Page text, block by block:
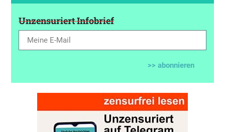
Unzensuriert Infobrief
>> abonnieren